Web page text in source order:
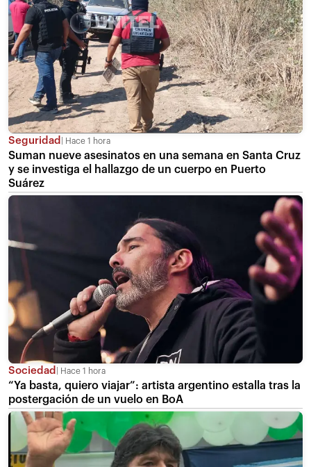
Seguridad Hace 1 hora
Suman nueve asesinatos en una semana en Santa Cruz
y se investiga el hallazgo de un cuerpo en Puerto
Suárez
Sociedad Hace 1 hora
“Ya basta, quiero viajar”: artista argentino estalla tras la
postergación de un vuelo en BoA